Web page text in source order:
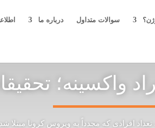
سوالات متداول درباره ما
واکسینه؛
افرادی که مجدداً به ویروس کرونا